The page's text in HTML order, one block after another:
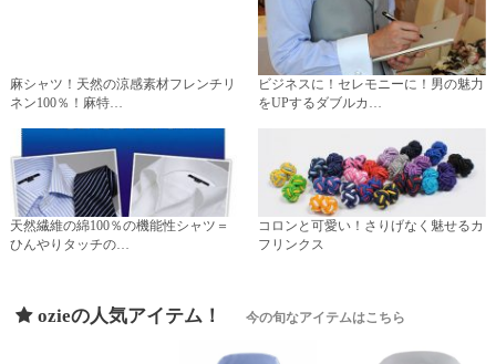
麻シャツ！天然の涼感素材フレンチリ
ネン100％！麻特…
ビジネスに！セレモニーに！男の魅力
をUPするダブルカ…
天然繊維の綿100％の機能性シャツ＝
ひんやりタッチの…
コロンと可愛い！さりげなく魅せるカ
フリンクス
ozieの人気アイテム！ 今の旬なアイテムはこちら